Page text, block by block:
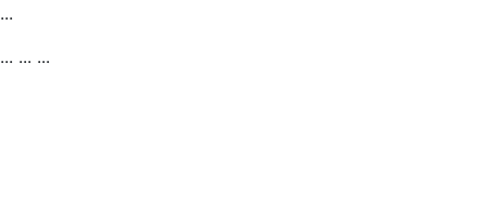
...
... ... ...